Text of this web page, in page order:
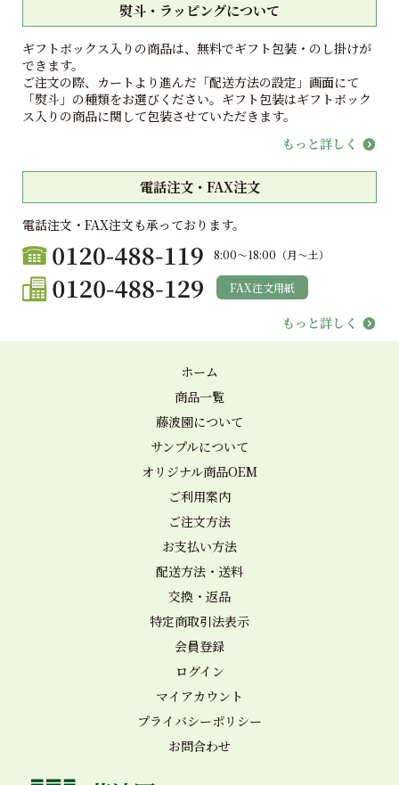
熨斗・ラッピングについて
ギフトボックス入りの商品は、無料でギフト包装・のし掛けが
できます。
ご注文の際、カートより進んだ「配送方法の設定」画面にて
「熨斗」の種類をお選びください。ギフト包装はギフトボック
ス入りの商品に関して包装させていただきます。
もっと詳しく
電話注文・FAX注文
電話注文・FAX注文も承っております。
8:00〜18:00（月〜土）
FAX注文用紙
もっと詳しく
ホーム
商品一覧
藤波園について
サンプルについて
オリジナル商品OEM
ご利用案内
ご注文方法
お支払い方法
配送方法・送料
交換・返品
特定商取引法表示
会員登録
ログイン
マイアカウント
プライバシーポリシー
お問合わせ